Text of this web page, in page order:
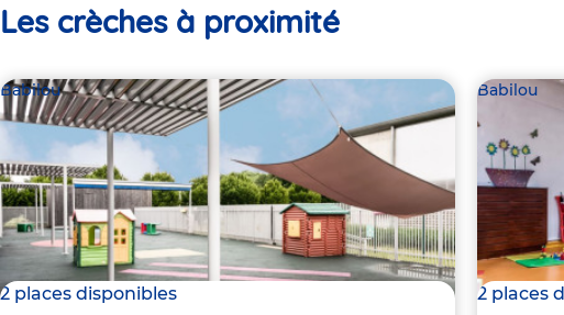
Les crèches à proximité
Babilou
2 places disponibles
Babilou
2 places